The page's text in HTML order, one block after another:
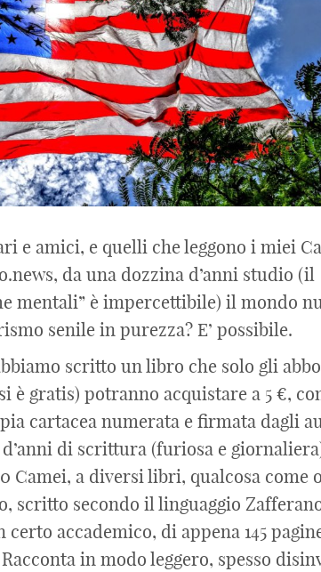
e amici, e quelli che leggono i miei
da una dozzina d’anni studio (il
mentali” è impercettibile) il mondo
senile in purezza? E’ possibile.
scritto un libro che solo gli
è gratis) potranno acquistare a 5 €,
cartacea numerata e firmata dagli
di scrittura (furiosa e
Camei, a diversi libri, qualcosa come
scritto secondo il linguaggio
accademico, di appena 145
in modo leggero, spesso